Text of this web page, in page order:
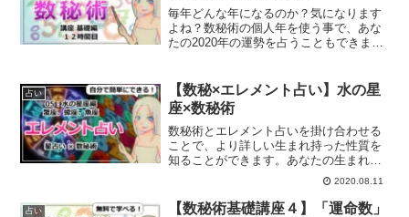
毎年どんな年になるのか？気になります
よね？数秘術の個人年を使う事で、あな
たの2020年の運勢を占うこともできま
方法をご紹介します。
占い
【数秘×エレメント占い】水の星
座×数秘術
数秘術とエレメント占いを掛け合わせる
ことで、より詳しい生まれ持った性質を
知ることができます。あなたの生まれ持
った本質部分は？水のエレメント×数秘術
2020.08.11
占い
【数秘術基礎講座４】「運命数」